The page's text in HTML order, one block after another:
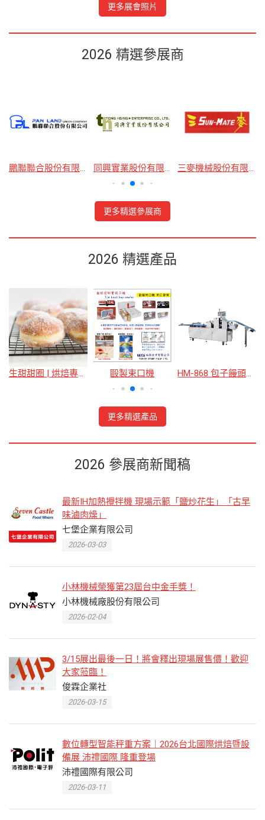
更多展會照片
2026 精選參展商
鵬聯聯合股份有限公司 同興實業股份有限公司 三麥機械股份有限公司
更多精選參展商
2026 精選產品
生甜甜圈 | 烘焙專用粉 毆製束口機 HM-868 包子饅頭、麵包、麵糰包餡成型機
更多精選產品
2026 參展商新聞稿
最新IH加熱攪拌機 現場示範「鹽炒花生」「古早
味滷肉燥」
七堡企業有限公司
2026-03-03
小林機械榮獲第23屆台中金手獎！
小林機械廠股份有限公司
2026-02-04
3/15展出最後一日！將會釋出現場展售價！歡迎
大家蒞臨！
俊霖企業社
2026-03-15
數位轉型智能秤重方案｜2026台北國際烘焙暨設
備展 沛禮國際 隆重登場
沛禮國際有限公司
2026-03-11